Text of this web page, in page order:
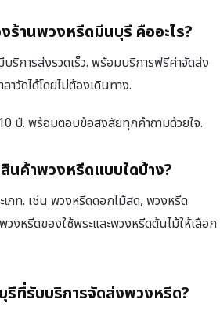
านพวงหรีดมีนบุรี คืออะไร?
ริการส่งรวดเร็ว. พร้อมบริการฟรีค่าจัดส่ง
วัดได้โดยไม่ต้องเดินทาง.
ปี. พร้อมตอบข้อสงสัยทุกคำถามด้วยใจ.
ค้าพวงหรีดแบบใดบ้าง?
เภท. เช่น พวงหรีดดอกไม้สด, พวงหรีด
งหรีดของใช้พระและพวงหรีดต้นไม้ให้เลือก
รีที่รับบริการจัดส่งพวงหรีด?